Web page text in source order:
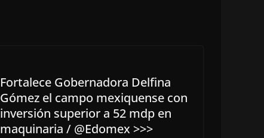
Fortalece Gobernadora Delfina
Gómez el campo mexiquense con
inversión superior a 52 mdp en
maquinaria / @Edomex >>>